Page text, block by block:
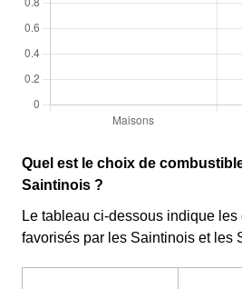
Quel est le choix de
Saintinois ?
Le tableau ci-dessous indique
favorisés par les Saintinois et les